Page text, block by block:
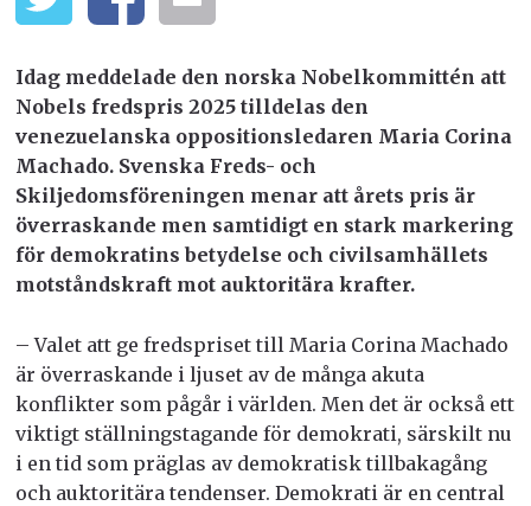
Idag meddelade den norska Nobelkommittén att
Nobels fredspris 2025 tilldelas den
venezuelanska oppositionsledaren Maria Corina
Machado. Svenska Freds- och
Skiljedomsföreningen menar att årets pris är
överraskande men samtidigt en stark markering
för demokratins betydelse och civilsamhällets
motståndskraft mot auktoritära krafter.
– Valet att ge fredspriset till Maria Corina Machado
är överraskande i ljuset av de många akuta
konflikter som pågår i världen. Men det är också ett
viktigt ställningstagande för demokrati, särskilt nu
i en tid som präglas av demokratisk tillbakagång
och auktoritära tendenser. Demokrati är en central